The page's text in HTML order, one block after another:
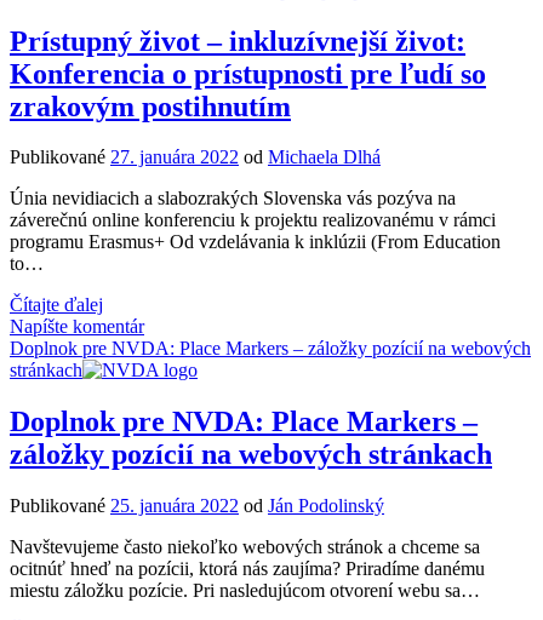
názor:
Ako
má
rozprávať
syntéza
Prístupný život – inkluzívnejší život:
Konferencia o prístupnosti pre ľudí so
zrakovým postihnutím
Publikované 27. januára 2022 od Michaela Dlhá
Únia nevidiacich a slabozrakých Slovenska vás pozýva na
záverečnú online konferenciu k projektu realizovanému v rámci
programu Erasmus+ Od vzdelávania k inklúzii (From Education
to…
Čítajte ďalej
život
–
inkluzívnejší
Konferencia
o
prístupnosti
ľudí
so
zrakovým
postihnutím
Napíšte komentár
Doplnok pre NVDA: Place Markers – záložky pozícií na webových
stránkach
Doplnok pre NVDA: Place Markers –
záložky pozícií na webových stránkach
Publikované 25. januára 2022 od Ján Podolinský
Navštevujeme často niekoľko webových stránok a chceme sa
ocitnúť hneď na pozícii, ktorá nás zaujíma? Priradíme danému
miestu záložku pozície. Pri nasledujúcom otvorení webu sa…